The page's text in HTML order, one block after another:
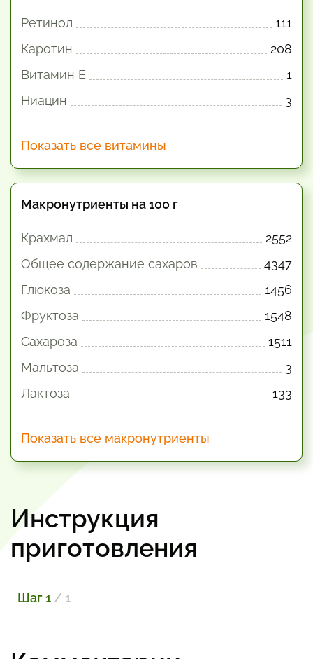
Ретинол
111
Каротин
208
Витамин E
1
Ниацин
3
Показать все витамины
Макронутриенты на 100 г
Крахмал
2552
Общее содержание сахаров
4347
Глюкоза
1456
Фруктоза
1548
Сахароза
1511
Мальтоза
3
Лактоза
133
Показать все макронутриенты
Инструкция
приготовления
Шаг 1 / 1